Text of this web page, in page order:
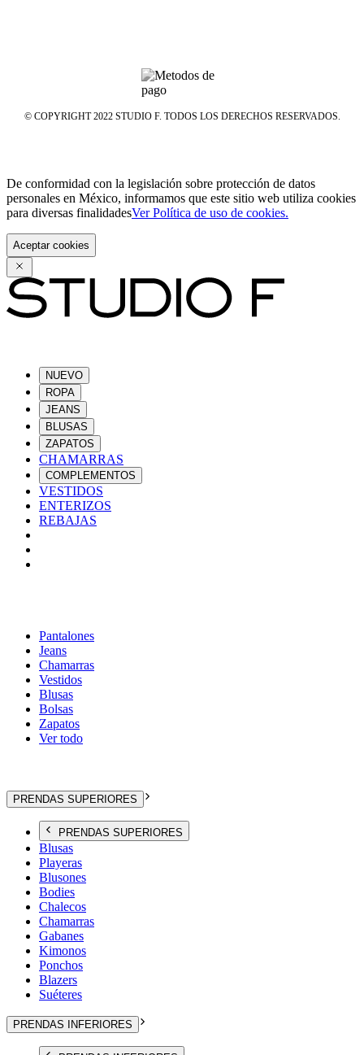
© COPYRIGHT 2022 STUDIO F. TODOS LOS DERECHOS RESERVADOS.
De conformidad con la legislación sobre protección de datos
personales en México, informamos que este sitio web utiliza cookies
para diversas finalidadesVer Política de uso de cookies.
Aceptar cookies
NUEVO
ROPA
JEANS
BLUSAS
ZAPATOS
CHAMARRAS
COMPLEMENTOS
VESTIDOS
ENTERIZOS
REBAJAS
Pantalones
Jeans
Chamarras
Vestidos
Blusas
Bolsas
Zapatos
Ver todo
PRENDAS SUPERIORES
PRENDAS SUPERIORES
Blusas
Playeras
Blusones
Bodies
Chalecos
Chamarras
Gabanes
Kimonos
Ponchos
Blazers
Suéteres
PRENDAS INFERIORES